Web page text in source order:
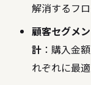
解消するフ
顧客セグメ
計 ：購入金
れぞれに最